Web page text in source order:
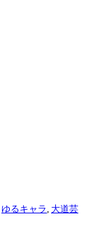
ゆるキャラ, 大道芸